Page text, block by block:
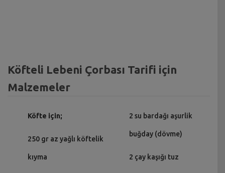
Köfteli Lebeni Çorbası Tarifi için
Malzemeler
Köfte için;
250 gr az yağlı köftelik
kıyma
2 su bardağı aşurlik
buğday (dövme)
2 çay kaşığı tuz